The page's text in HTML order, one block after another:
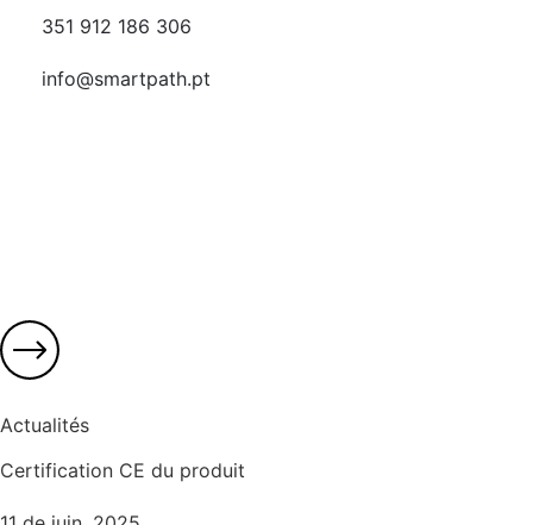
351 912 186 306
info@smartpath.pt
Actualités
Certification CE du produit